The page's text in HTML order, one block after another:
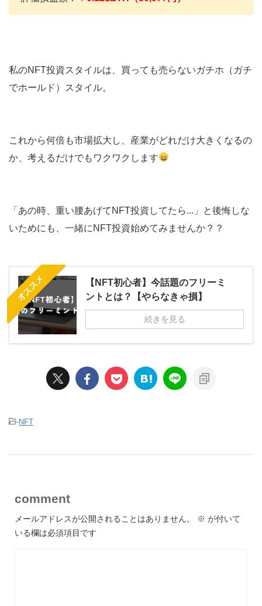
私のNFT投資スタイルは、買っても売らないガチホ（ガチ
でホールド）スタイル。
これから何倍も市場拡大し、産業がどれだけ大きくなるの
か、考えるだけでもワクワクします
「あの時、重い腰あげてNFT投資してたら...」と後悔しな
いためにも、一緒にNFT投資始めてみませんか？？
オススメ
【NFT初心者】今話題のフリーミ
ントとは？【やらなきゃ損】
続きを見る
-NFT
comment
メールアドレスが公開されることはありません。 ※ が付いて
いる欄は必須項目です